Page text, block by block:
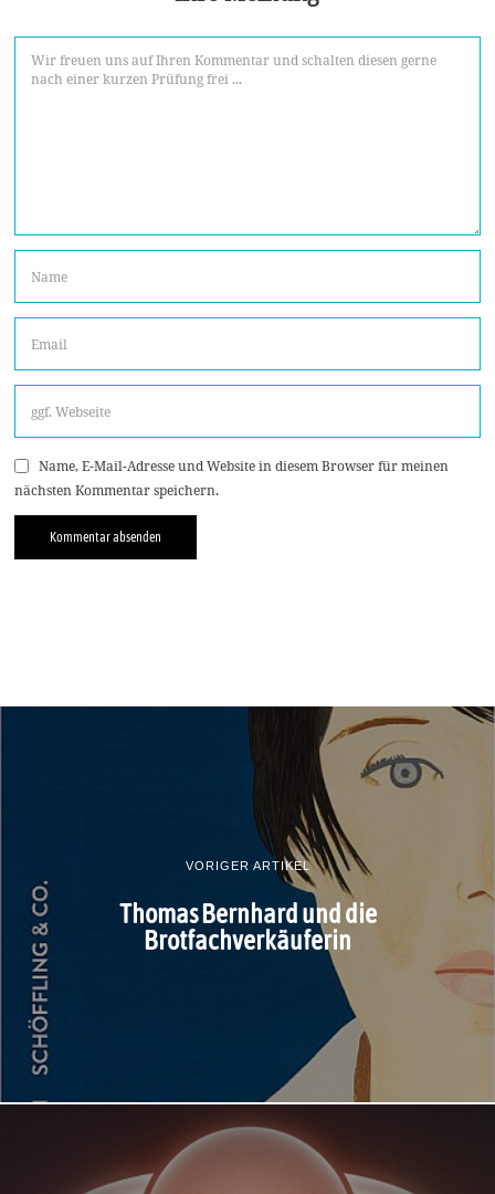
Name, E-Mail-Adresse und Website in diesem Browser für meinen
nächsten Kommentar speichern.
VORIGER ARTIKEL
Thomas Bernhard und die
Brotfachverkäuferin